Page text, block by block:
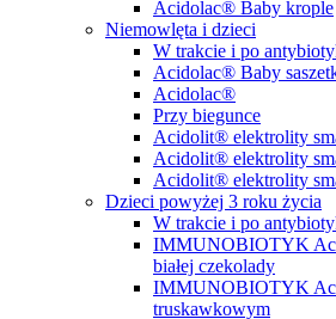
Acidolac® Baby krople
Niemowlęta i dzieci
W trakcie i po
Acidolac® Baby
Acidolac®
Przy biegunce
Acidolit® elektrolity
Acidolit® elektrolity
Acidolit® elektrolity
Dzieci powyżej 3 roku życia
W trakcie i po
IMMUNOBIOTYK
białej czekolady
IMMUNOBIOTYK
truskawkowym